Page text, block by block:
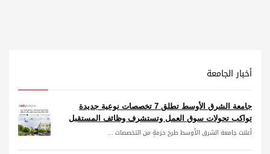
أخبار الجامعة
جامعة الشرق الأوسط تطلق 7 تخصصات نوعية جديدة
تواكب تحولات سوق العمل وتستشرف وظائف المستقبل
أعلنت جامعة الشرق الأوسط طرح حزمةٍ من التخصصات ...